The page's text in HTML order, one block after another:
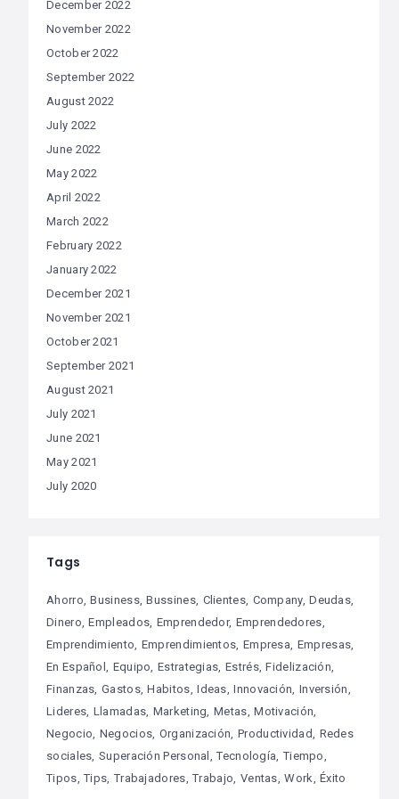
December 2022
November 2022
October 2022
September 2022
August 2022
July 2022
June 2022
May 2022
April 2022
March 2022
February 2022
January 2022
December 2021
November 2021
October 2021
September 2021
August 2021
July 2021
June 2021
May 2021
July 2020
Tags
Ahorro Business Bussines Clientes Company Deudas
Dinero Empleados Emprendedor Emprendedores
Emprendimiento Emprendimientos Empresa Empresas
En Español Equipo Estrategias Estrés Fidelización
Finanzas Gastos Habitos Ideas Innovación Inversión
Lideres Llamadas Marketing Metas Motivación
Negocio Negocios Organización Productividad Redes
sociales Superación Personal Tecnología Tiempo
Tipos Tips Trabajadores Trabajo Ventas Work Éxito